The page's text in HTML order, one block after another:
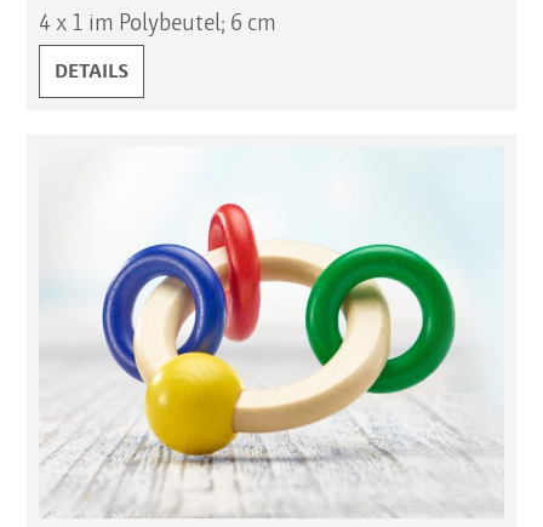
4 x 1 im Polybeutel; 6 cm
ANIMINO, QUIETSCHKUGEL, TIERE:
DETAILS